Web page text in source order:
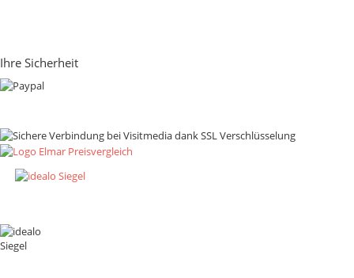
Ihre Sicherheit